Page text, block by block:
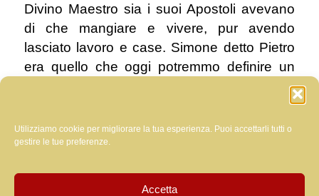
Utilizziamo cookie per migliorare la tua esperienza. Puoi accettarli tutti o
gestire le tue preferenze.
Accetta
Divino Maestro sia i suoi Apostoli avevano
di che mangiare e vivere, pur avendo
lasciato lavoro e case. Simone detto Pietro
era quello che oggi potremmo definire un
benestante imprenditore della pesca. Come
lo erano Giacomo e Giovanni figli di
Zebedeo, sicuramente molto più benestante
dello stesso Simone detto Pietro,
e leggere le cronache dei